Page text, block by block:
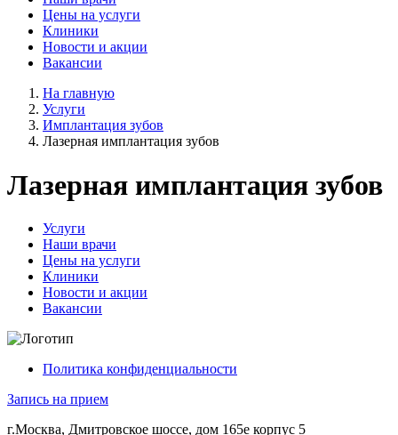
Цены на услуги
Клиники
Новости и акции
Вакансии
На главную
Услуги
Имплантация зубов
Лазерная имплантация зубов
Лазерная имплантация зубов
Услуги
Наши врачи
Цены на услуги
Клиники
Новости и акции
Вакансии
Политика конфиденциальности
Запись на прием
г.Москва, Дмитровское шоссе, дом 165е корпус 5